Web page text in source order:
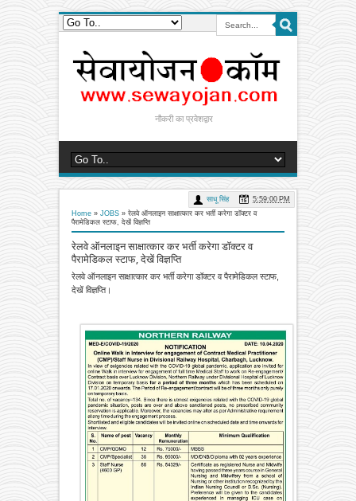
नौकरी का प्रवेशद्वार
Home » JOBS » रेलवे ऑनलाइन साक्षात्कार कर भर्ती करेगा डॉक्टर व
पैरामेडिकल स्टाफ, देखें विज्ञप्ति
रेलवे ऑनलाइन साक्षात्कार कर भर्ती करेगा डॉक्टर व
पैरामेडिकल स्टाफ, देखें विज्ञप्ति
साधू सिंह 5:59:00 PM
रेलवे ऑनलाइन साक्षात्कार कर भर्ती करेगा डॉक्टर व पैरामेडिकल स्टाफ,
देखें विज्ञप्ति।